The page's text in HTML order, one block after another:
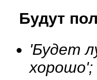
Будут
'Будет